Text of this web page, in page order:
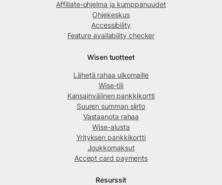
Affiliate-ohjelma ja kumppanuudet
Ohjekeskus
Accessibility
Feature availability checker
Wisen tuotteet
Lähetä rahaa ulkomaille
Wise-tili
Kansainvälinen pankkikortti
Suuren summan siirto
Vastaanota rahaa
Wise-alusta
Yrityksen pankkikortti
Joukkomaksut
Accept card payments
Resurssit